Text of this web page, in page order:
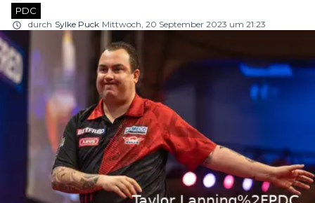
PDC
durch Sylke Puck Mittwoch, 20 September 2023 um 21:23